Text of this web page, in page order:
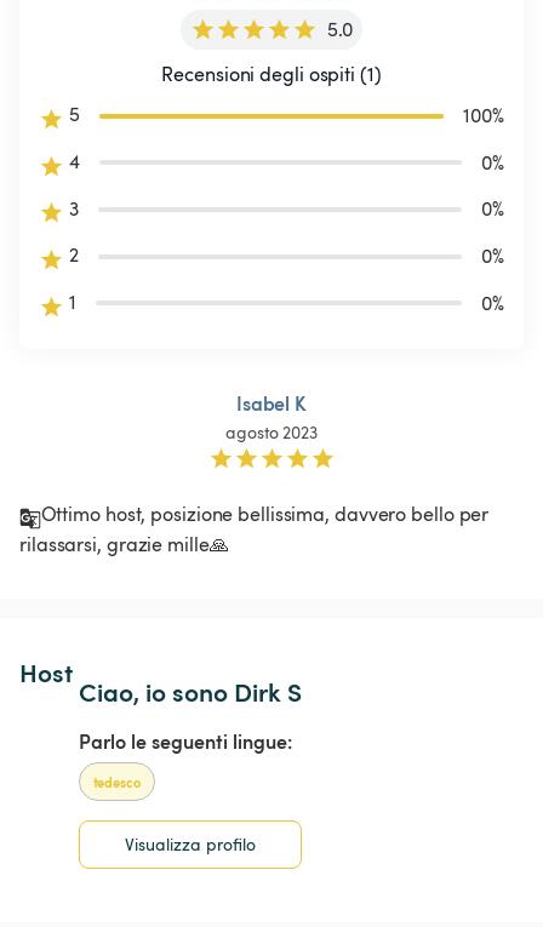
5.0
Recensioni degli ospiti (1)
5
100%
4
0%
3
0%
2
0%
1
0%
Isabel K
agosto 2023
Ottimo host, posizione bellissima, davvero bello per
rilassarsi, grazie mille🙏
Host
Ciao, io sono Dirk S
Parlo le seguenti lingue:
tedesco
Visualizza profilo